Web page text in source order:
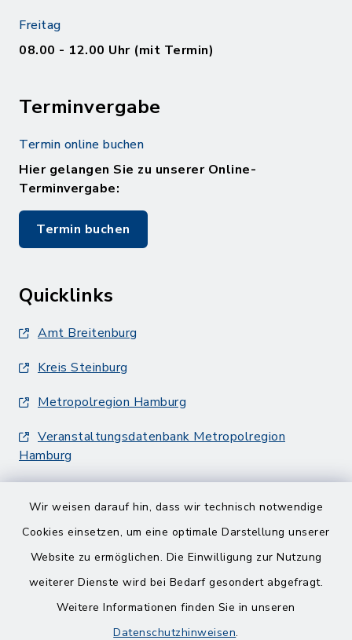
Wir weisen darauf hin, dass wir technisch notwendige
Cookies einsetzen, um eine optimale Darstellung unserer
Website zu ermöglichen. Die Einwilligung zur Nutzung
weiterer Dienste wird bei Bedarf gesondert abgefragt.
Weitere Informationen finden Sie in unseren
Datenschutzhinweisen.
Freitag
08.00 - 12.00 Uhr (mit Termin)
Terminvergabe
Termin online buchen
Hier gelangen Sie zu unserer Online-
Terminvergabe:
Termin buchen
Quicklinks
Amt Breitenburg
Kreis Steinburg
Metropolregion Hamburg
Veranstaltungsdatenbank Metropolregion
Hamburg
Barrierefreiheit